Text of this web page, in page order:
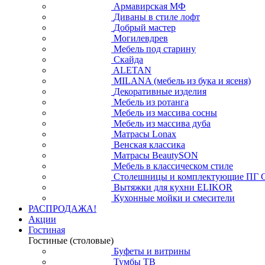
Армавирская МФ
Диваны в стиле лофт
Добрый мастер
Могилевдрев
Мебель под старину
Скайда
ALETAN
MILANA (мебель из бука и ясеня)
Декоративные изделия
Мебель из ротанга
Мебель из массива сосны
Мебель из массива дуба
Матрасы Lonax
Венская классика
Матрасы BeautySON
Мебель в классическом стиле
Столешницы и комплектующие ПГ
Вытяжки для кухни ELIKOR
Кухонные мойки и смесители
РАСПРОДАЖА!
Акции
Гостиная
Гостиные (столовые)
Буфеты и витрины
Тумбы ТВ